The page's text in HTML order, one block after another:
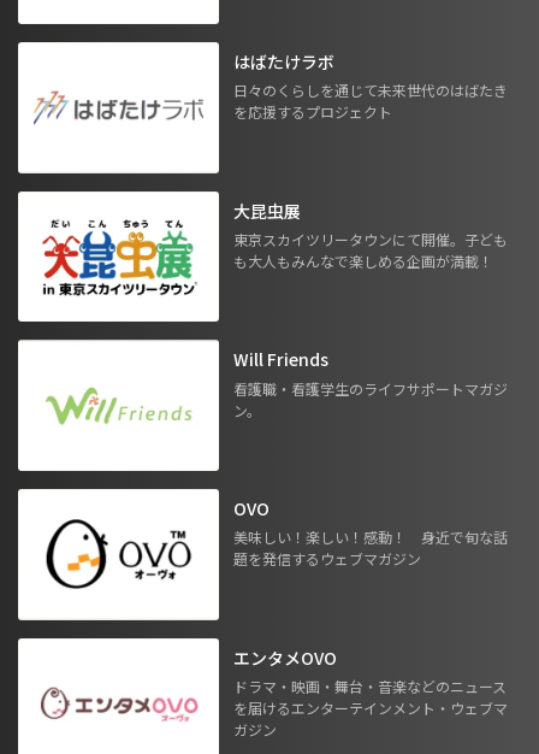
はばたけラボ
日々のくらしを通じて未来世代のはばたき
を応援するプロジェクト
大昆虫展
東京スカイツリータウンにて開催。子ども
も大人もみんなで楽しめる企画が満載！
Will Friends
看護職・看護学生のライフサポートマガジ
ン。
OVO
美味しい！楽しい！感動！ 身近で旬な話
題を発信するウェブマガジン
エンタメOVO
ドラマ・映画・舞台・音楽などのニュース
を届けるエンターテインメント・ウェブマ
ガジン